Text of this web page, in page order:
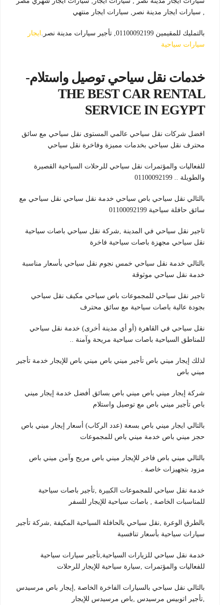
, سيارات ايجار مدينة نصر, سيارات ايجار منتهي
بالتمليك للمقيمين 01100092199, تأجير سيارات مدينة نصر.
ايجار
سيارات سياحية
خدمات نقل سياحي توصيل واستلام-
THE BEST CAR RENTAL
SERVICE IN EGYPT
افضل شركات نقل سياحي عالمي المستوى نقل سياحي مع سائق
محترف نقل سياحي بخدمات مميزة وفاخرة نقل سياحي
للفعاليات والمؤتمرات نقل سياحي للرحلات السياحية القصيرة
والطويلة .. 01100092199
بالتالي نقل سياحي باص سياحي خدمة نقل سياحي نقل سياحي مع
سائق حافلة سياحية 01100092199
تاجير نقل سياحي في المدينة ,شركة نقل سياحي باصات سياحية
نقل سياحي مجهزة باصات سياحية فاخرة
بالتالي خدمة نقل سياحي خمس نجوم نقل سياحي بأسعار مناسبة
خدمة نقل سياحي موثوقة
تاجير نقل سياحي للمجموعات باص سياحي مكيف نقل سياحي
بجودة عالية باصات سياحية مع سائق محترف
نقل سياحي في القاهرة (أو أي مدينة أخرى) خدمة نقل سياحي
للمناطق السياحية باصات سياحية مريحة وآمنة ..
لذلك إيجار ميني باص تأجير ميني باص ميني باص للإيجار خدمة تأجير
ميني باص
شركة إيجار ميني باص ميني باص بسائق أفضل خدمة إيجار ميني
باص تأجير ميني باص مع توصيل واستلام
بالتالي ايجار ميني باص بسعة (عدد الركاب) أسعار إيجار ميني باص
حجز ميني باص خدمة ميني باص للمجموعات
بالتالي ميني باص فاخر للإيجار ميني باص مريح وآمن ميني باص
مزود بتجهيزات خاصة .
خدمة نقل سياحي للمجموعات الكبيرة ,تأجير باصات سياحية
للمناسبات الخاصة , باصات سياحية للإيجار للسفر
بالطرق الوعرة ,نقل سياحي بالحافلة السياحية المكيفة ,شركة تأجير
سيارات سياحية بأسعار تنافسية
خدمة نقل سياحي للزيارات السياحية,تأجير سيارات سياحية
للفعاليات والمؤتمرات ,سيارة سياحية للإيجار للرحلات
بالتالي نقل سياحي بالسيارات الفاخرة الخاصة ,إيجار باص مرسيدس
,تأجير اتوبيس مرسيدس ,باص مرسيدس للإيجار